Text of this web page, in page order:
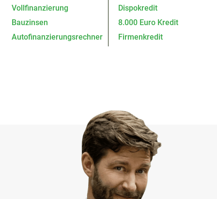
Vollfinanzierung
Dispokredit
Bauzinsen
8.000 Euro Kredit
Autofinanzierungsrechner
Firmenkredit